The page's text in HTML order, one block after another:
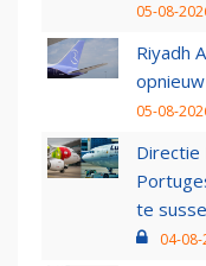
05-08-
Riyadh
05-08-
Directie
te
04-